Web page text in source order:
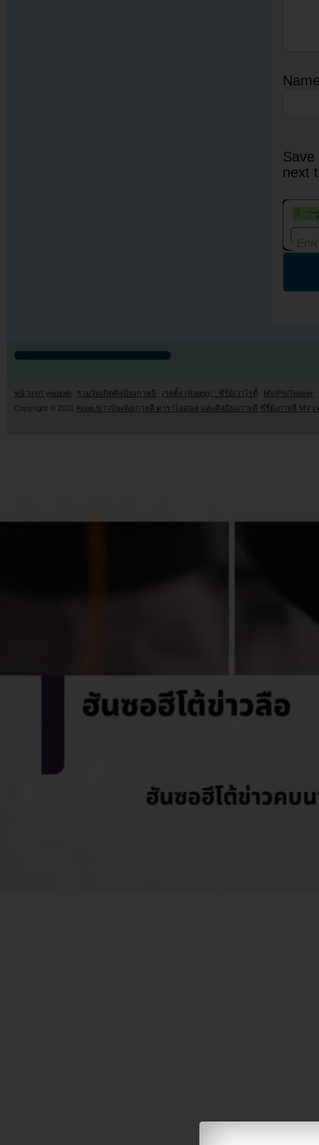
next
หน้าแรก youzab รวมวันเกิดศิลปินเกาหลี เรตติ้ง (Rating) : ซีรี่ย์/วาไรตี้
MV/PV/Teaser
Copyright © 2011 Kpop ข่าวบันเทิงเกาหลี ดาราไอดอล และศิลปินเกาหลี ซีรี่ย์เกาหลี MV